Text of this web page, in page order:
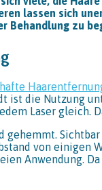
lassen sich
Behandlung zu
ist die Nutzung
Laser gleich.
gehemmt.
von einigen
Anwendung.